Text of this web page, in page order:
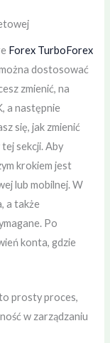
Forex TurboForex
dostosować
zmienić, na
a następnie
się, jak zmienić
sekcji. Aby
krokiem jest
lub mobilnej. W
a także
Po
konta, gdzie
prosty proces,
w zarządzaniu